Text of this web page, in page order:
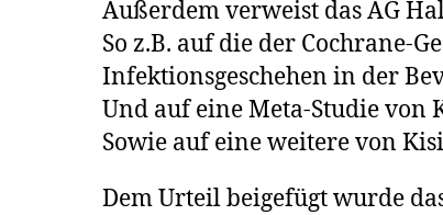
Außerdem verweist das AG
So z.B. auf die der Cochrane-
Infektionsgeschehen in der
Und auf eine Meta-Studie von
Sowie auf eine weitere von
Dem Urteil beigefügt wurde